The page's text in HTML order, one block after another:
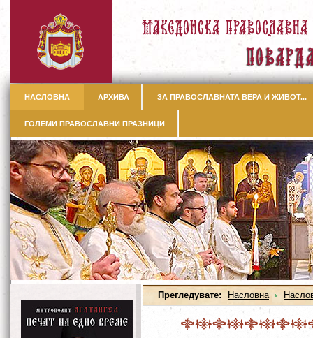
НАСЛОВНА АРХИВА ЗА ПРАВОСЛАВНАТА ВЕРА И ЖИВОТ...
ГОЛЕМИ ПРАВОСЛАВНИ ПРАЗНИЦИ
Прегледувате: Насловна